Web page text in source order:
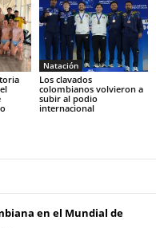
Natación
Los clavados
colombianos volvieron a
subir al podio
internacional
en el Mundial de